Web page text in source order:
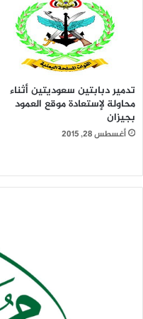
تدمير دبابتين سعوديتين أثناء
محاولة لإستعادة موقع العمود
بجيزان
أغسطس 28, 2015